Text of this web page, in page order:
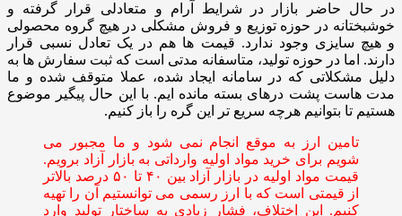
در حال حاضر بازار در شرایط آرام و متعادلی قرار گرفته و
خوشبختانه در حوزه توزیع و فروش مشکلی در هیچ گروه محصولی
و هیچ سایزی وجود ندارد. قیمت‌ ها هم در یک تعادل نسبی قرار
دارند. اما در حوزه تولید، متاسفانه مدتی است که ثبت سفارش‌ ها به
دلیل مشکلاتی که در سامانه ایجاد شده، عملا متوقف شده و ما
مدت‌ هاست پشت درهای بسته مانده ایم. با این حال پیگیر موضوع
هستیم تا بتوانیم هرچه سریع‌ تر این گره را باز کنیم.
تامین ارز به‌ موقع انجام نمی‌ شود و ما مجبور می‌
شویم برای خرید مواد اولیه وارداتی به بازار آزاد برویم.
قیمت مواد اولیه در بازار آزاد بین ۴۰ تا ۵۰ درصد بالاتر
از قیمتی است که با ارز رسمی می‌ توانستیم آن را تهیه
کنیم. این اختلاف، فشار زیادی به ساختار تولید وارد